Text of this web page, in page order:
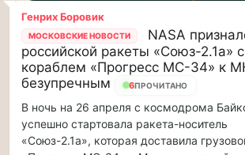
прогулку
по
Москве
Чайковского!…
приглашаем
на
музыкальную
новости
и
инсайды
Москвы
Генрих Боровик
МОСКОВСКИЕ НОВОСТИ
NASA
российской ракеты «Союз-2.1а» с
кораблем «Прогресс МС-34» к
безупречным
6ПРОЧИТАНО
В ночь на 26 апреля с космодрома
успешно стартовала ракета-носитель
«Союз-2.1а», которая доставила